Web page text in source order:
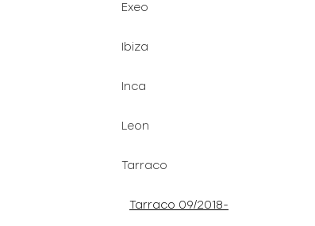
Exeo
Ibiza
Inca
Leon
Tarraco
Tarraco 09/2018-